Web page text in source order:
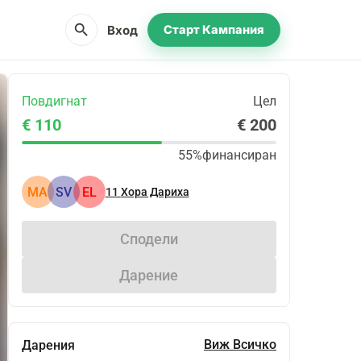
search Вход Старт Кампания
Повдигнат Цел
€ 110 € 200
55%финансиран
MA SV EL 11 Хора Дариха
Сподели
Дарение
Дарения Виж Всичко